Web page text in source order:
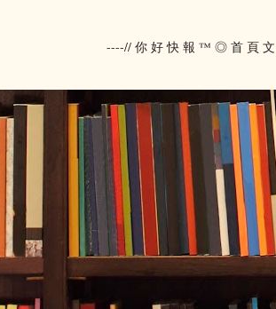
----// 你 好 快 報 ™ ◎ 首 頁 文